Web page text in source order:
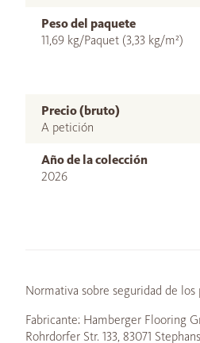
Peso del paquete
11,69 kg/Paquet (3,33 kg/m²)
Precio (bruto)
A petición
Año de la colección
2026
Normativa sobre seguridad de los
Fabricante: Hamberger Flooring
Rohrdorfer Str. 133, 83071